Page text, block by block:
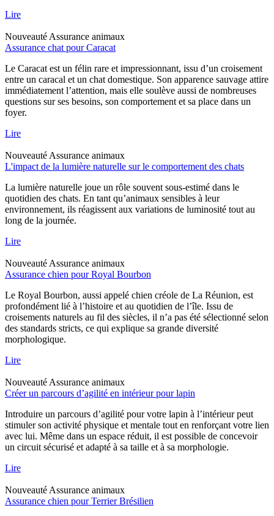
Lire
Nouveauté Assurance animaux
Assurance chat pour Caracat
Le Caracat est un félin rare et impressionnant, issu d’un croisement
entre un caracal et un chat domestique. Son apparence sauvage attire
immédiatement l’attention, mais elle soulève aussi de nombreuses
questions sur ses besoins, son comportement et sa place dans un
foyer.
Lire
Nouveauté Assurance animaux
L'impact de la lumière naturelle sur le comportement des chats
La lumière naturelle joue un rôle souvent sous-estimé dans le
quotidien des chats. En tant qu’animaux sensibles à leur
environnement, ils réagissent aux variations de luminosité tout au
long de la journée.
Lire
Nouveauté Assurance animaux
Assurance chien pour Royal Bourbon
Le Royal Bourbon, aussi appelé chien créole de La Réunion, est
profondément lié à l’histoire et au quotidien de l’île. Issu de
croisements naturels au fil des siècles, il n’a pas été sélectionné selon
des standards stricts, ce qui explique sa grande diversité
morphologique.
Lire
Nouveauté Assurance animaux
Créer un parcours d’agilité en intérieur pour lapin
Introduire un parcours d’agilité pour votre lapin à l’intérieur peut
stimuler son activité physique et mentale tout en renforçant votre lien
avec lui. Même dans un espace réduit, il est possible de concevoir
un circuit sécurisé et adapté à sa taille et à sa morphologie.
Lire
Nouveauté Assurance animaux
Assurance chien pour Terrier Brésilien